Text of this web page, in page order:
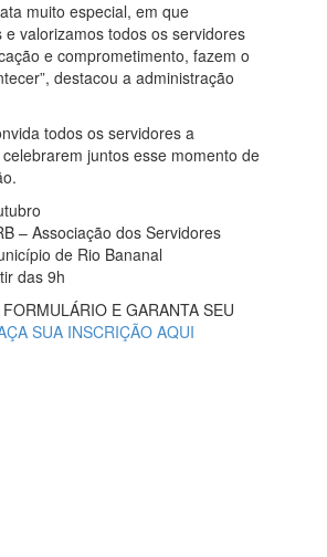
muito especial, em que
e valorizamos todos os servidores
e comprometimento, fazem o
destacou a administração
todos os servidores a
juntos esse momento de
– Associação dos Servidores
de Rio Bananal
das 9h
E GARANTA SEU
SUA INSCRIÇÃO AQUI